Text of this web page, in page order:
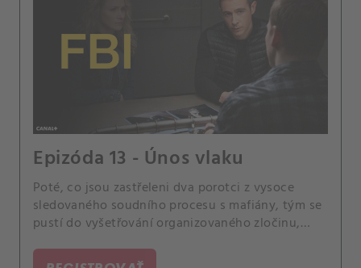
Epizóda 13 - Únos vlaku
Poté, co jsou zastřeleni dva porotci z vysoce
sledovaného soudního procesu s mafiány, tým se
pustí do vyšetřování organizovaného zločinu,
zamýšlenými cíli. Případ se pro Scolu stane